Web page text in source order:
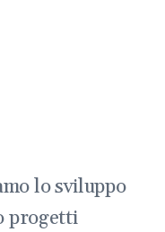
lo sviluppo
progetti